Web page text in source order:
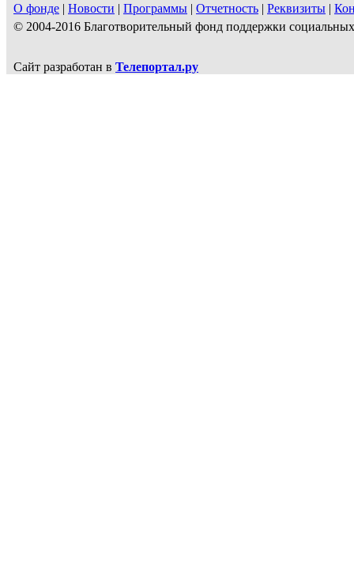
О фонде | Новости | Программы | Отчетность | Реквизиты |
© 2004-2016 Благотворительный фонд поддержки
Сайт разработан в Телепортал.ру